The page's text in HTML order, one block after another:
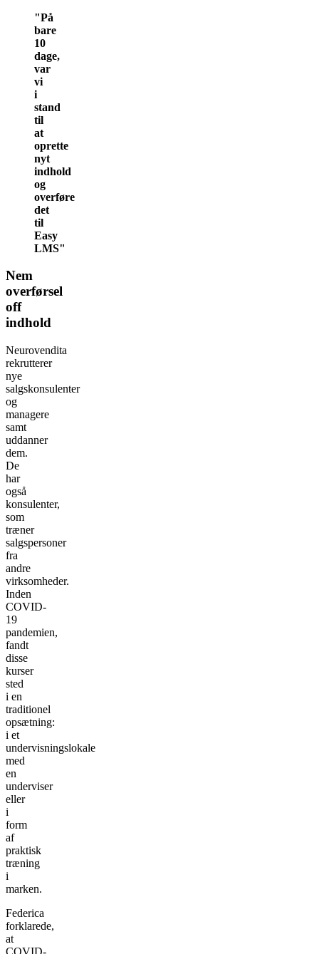
"På
bare
10
dage,
var
vi
i
stand
til
at
oprette
nyt
indhold
og
overføre
det
til
Easy
LMS"
Nem
overførsel
off
indhold
Neurovendita
rekrutterer
nye
salgskonsulenter
og
managere
samt
uddanner
dem.
De
har
også
konsulenter,
som
træner
salgspersoner
fra
andre
virksomheder.
Inden
COVID-
19
pandemien,
fandt
disse
kurser
sted
i en
traditionel
opsætning:
i et
undervisningslokale
med
en
underviser
eller
i
form
af
praktisk
træning
i
marken.
Federica
forklarede,
at
COVID-